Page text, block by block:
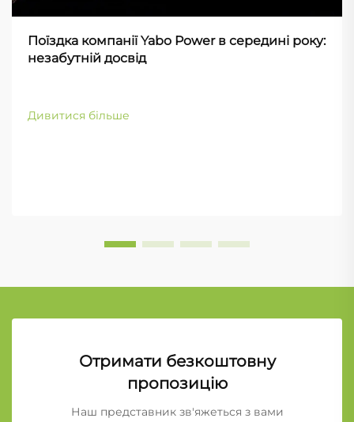
Поїздка компанії Yabo Power в середині року:
незабутній досвід
Дивитися більше
Отримати безкоштовну
пропозицію
Наш представник зв'яжеться з вами